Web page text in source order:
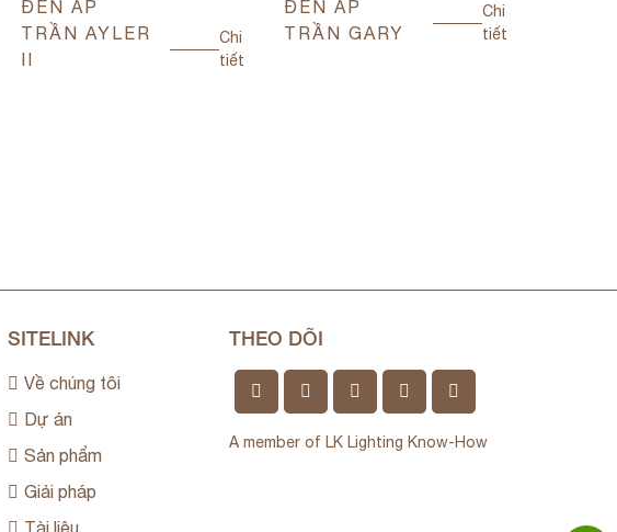
ĐÈN ÁP
TRẦN AYLER
II
Chi
tiết
ĐÈN ÁP
TRẦN GARY
Chi
tiết
SITELINK
Về chúng tôi
Dự án
Sản phẩm
Giải pháp
Tài liệu
THEO DÕI
A member of LK Lighting Know-How